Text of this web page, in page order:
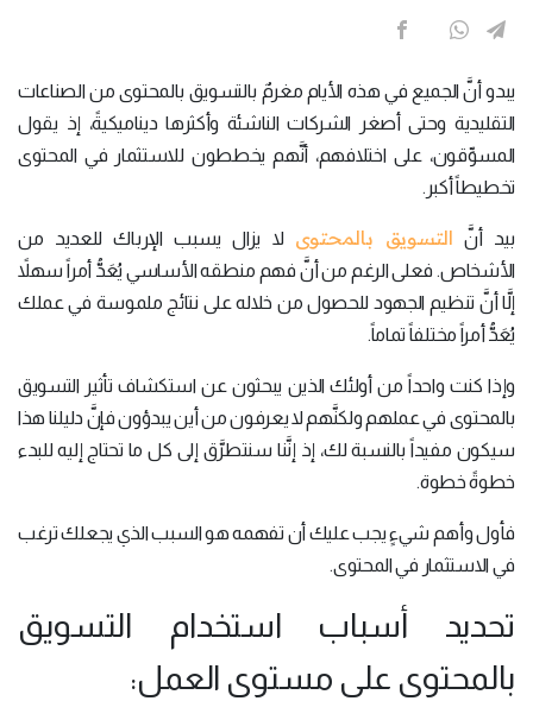
يبدو أنَّ الجميع في هذه الأيام مغرمٌ بالتسويق بالمحتوى من الصناعات
التقليدية وحتى أصغر الشركات الناشئة وأكثرها ديناميكيةً، إذ يقول
المسوِّقون، على اختلافهم، أنَّهم يخططون للاستثمار في المحتوى
تخطيطاً أكبر.
بيد أنَّ التسويق بالمحتوى لا يزال يسبب الإرباك للعديد من
الأشخاص. فعلى الرغم من أنَّ فهم منطقه الأساسي يُعَدُّ أمراً سهلاً
إلَّا أنَّ تنظيم الجهود للحصول من خلاله على نتائج ملموسة في عملك
يُعَدُّ أمراً مختلفاً تماماً.
وإذا كنت واحداً من أولئك الذين يبحثون عن استكشاف تأثير التسويق
بالمحتوى في عملهم ولكنَّهم لا يعرفون من أين يبدؤون فإنَّ دليلنا هذا
سيكون مفيداً بالنسبة لك، إذ إنَّنا سنتطرَّق إلى كل ما تحتاج إليه للبدء
خطوةً خطوة.
فأول وأهم شيءٍ يجب عليك أن تفهمه هو السبب الذي يجعلك ترغب
في الاستثمار في المحتوى.
تحديد أسباب استخدام التسويق
بالمحتوى على مستوى العمل: